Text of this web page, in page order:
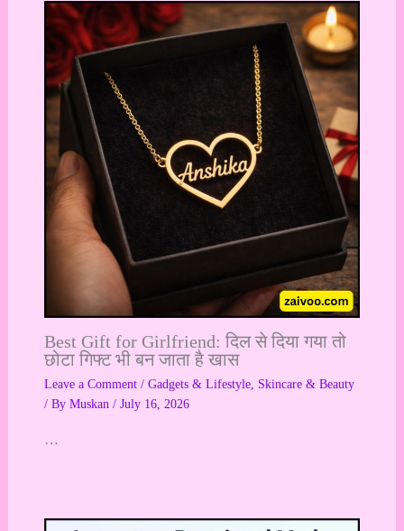
Best Gift for Girlfriend: दिल से दिया गया तो
छोटा गिफ्ट भी बन जाता है खास
Leave a Comment / Gadgets & Lifestyle, Skincare & Beauty
/ By Muskan / July 16, 2026
…